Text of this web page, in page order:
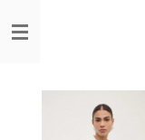
direct